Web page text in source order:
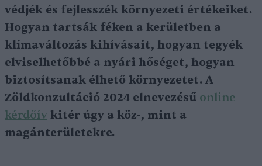
védjék és fejlesszék környezeti értékeiket.
Hogyan tartsák féken a kerületben a
klímaváltozás kihívásait, hogyan tegyék
elviselhetőbbé a nyári hőséget, hogyan
biztosítsanak élhető környezetet. A
Zöldkonzultáció 2024 elnevezésű online
kérdőív kitér úgy a köz-, mint a
magánterületekre.